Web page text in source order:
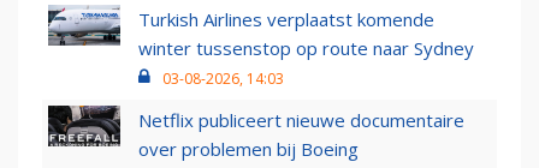
Turkish Airlines verplaatst komende
winter tussenstop op route naar Sydney
03-08-2026, 14:03
Netflix publiceert nieuwe documentaire
over problemen bij Boeing